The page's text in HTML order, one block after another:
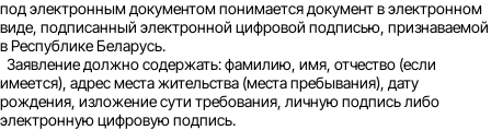
под электронным документом понимается документ в электронном
виде, подписанный электронной цифровой подписью, признаваемой
в Республике Беларусь.
Заявление должно содержать: фамилию, имя, отчество (если
имеется), адрес места жительства (места пребывания), дату
рождения, изложение сути требования, личную подпись либо
электронную цифровую подпись.